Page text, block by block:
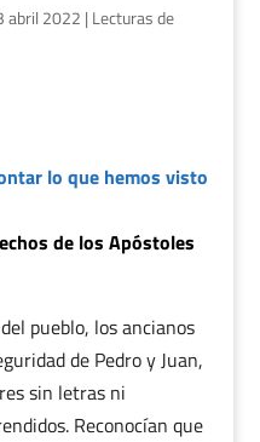
abril 2022 | Lecturas de
lo que hemos visto
de los Apóstoles
pueblo, los ancianos
de Pedro y Juan,
sin letras ni
Reconocían que